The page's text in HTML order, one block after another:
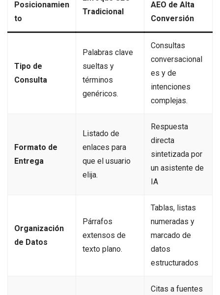
Posicionamien
to
Tradicional
AEO de Alta
Conversión
Tipo de
Consulta
Palabras clave
sueltas y
términos
genéricos.
Consultas
conversacional
es y de
intenciones
complejas.
Formato de
Entrega
Listado de
enlaces para
que el usuario
elija.
Respuesta
directa
sintetizada por
un asistente de
IA
Organización
de Datos
Párrafos
extensos de
texto plano.
Tablas, listas
numeradas y
marcado de
datos
estructurados
Citas a fuentes